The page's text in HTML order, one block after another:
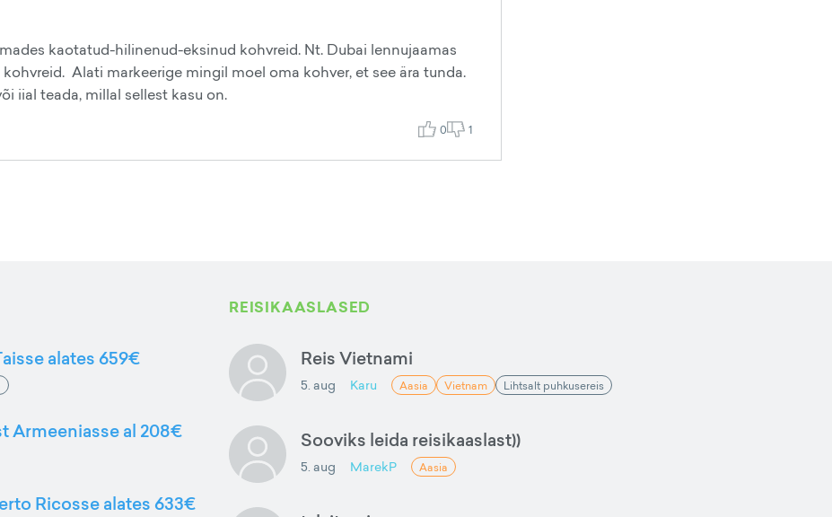
kaotatud-hilinenud-eksinud kohvreid. Nt. Dubai lennujaamas
Alati markeerige mingil moel oma kohver, et see ära tunda.
iial teada, millal sellest kasu on.
0 1
alates 659€
Armeeniasse al 208€
Ricosse alates 633€
REISIKAASLASED
Reis Vietnami
5. aug Karu Aasia Vietnam Lihtsalt puhkusereis
Sooviks leida reisikaaslast))
5. aug MarekP Aasia